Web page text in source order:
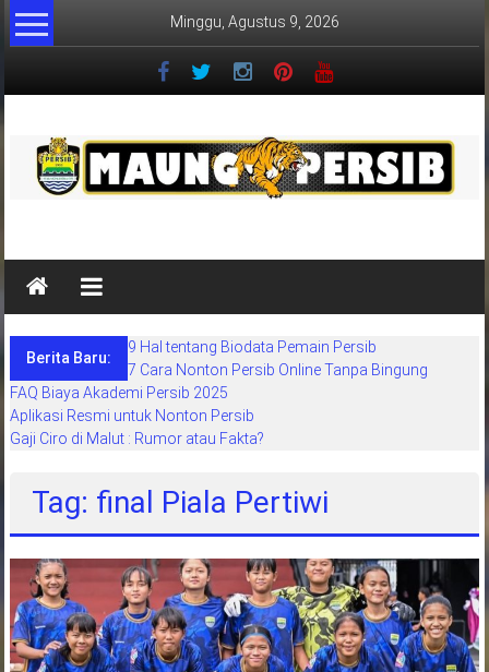
Lompat
ke
Minggu, Agustus 9, 2026
Maung
Persib
situs
berita
khusus
sepakbola
jawa
barat
indonesia
Berita Baru:
9 Hal tentang Biodata Pemain Persib
7 Cara Nonton Persib Online Tanpa Bingung
FAQ Biaya Akademi Persib 2025
Aplikasi Resmi untuk Nonton Persib
Gaji Ciro di Malut : Rumor atau Fakta?
Tag: final Piala Pertiwi